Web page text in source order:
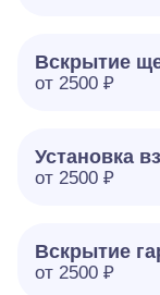
Вскрытие
от 2500 ₽
Установка
от 2500 ₽
Вскрытие
от 2500 ₽